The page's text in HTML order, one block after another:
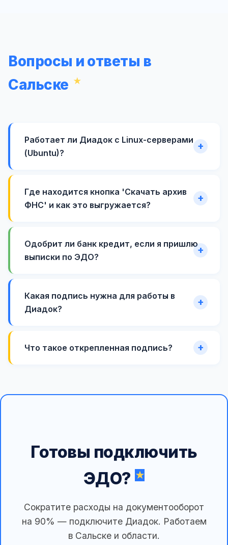
Вопросы и ответы в
Сальске
Работает ли Диадок с Linux-серверами
(Ubuntu)?
Где находится кнопка 'Скачать архив
ФНС' и как это выгружается?
Одобрит ли банк кредит, если я пришлю
выписки по ЭДО?
Какая подпись нужна для работы в
Диадок?
Что такое открепленная подпись?
Готовы подключить
ЭДО?
Сократите расходы на документооборот
на 90% — подключите Диадок. Работаем
в Сальске и области.